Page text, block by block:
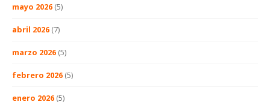
mayo 2026 (5)
abril 2026 (7)
marzo 2026 (5)
febrero 2026 (5)
enero 2026 (5)